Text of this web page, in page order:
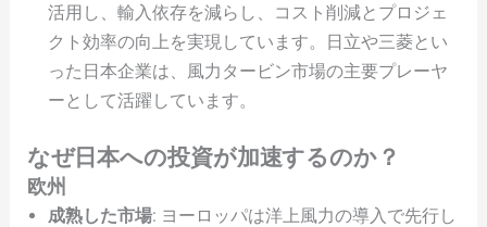
活用し、輸入依存を減らし、コスト削減とプロジェ
クト効率の向上を実現しています。日立や三菱とい
った日本企業は、風力タービン市場の主要プレーヤ
ーとして活躍しています。
なぜ日本への投資が加速するのか？
欧州
成熟した市場: ヨーロッパは洋上風力の導入で先行し